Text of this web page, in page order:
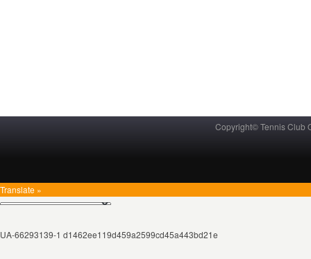
Copyright© Tennis Club
Translate »
UA-66293139-1 d1462ee119d459a2599cd45a443bd21e